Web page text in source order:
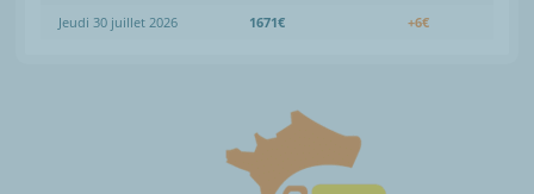
Jeudi 30 juillet 2026 1671€ +6€